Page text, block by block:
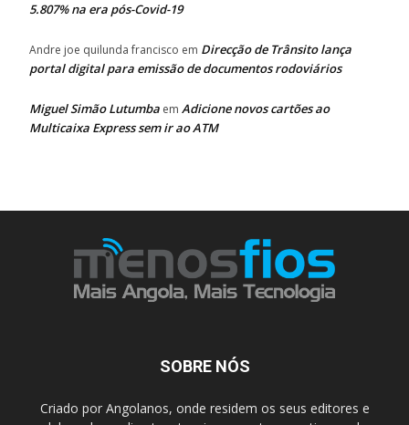
5.807% na era pós-Covid-19
Andre joe quilunda francisco em Direcção de Trânsito lança
portal digital para emissão de documentos rodoviários
Miguel Simão Lutumba em Adicione novos cartões ao
Multicaixa Express sem ir ao ATM
SOBRE NÓS
Criado por Angolanos, onde residem os seus editores e